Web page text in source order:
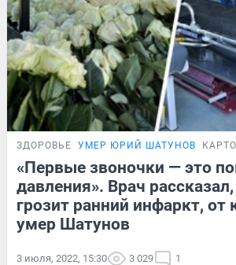
ЗДОРОВЬЕ УМЕР ЮРИЙ ШАТУНОВ
«Первые звоночки — это
давления». Врач
грозит ранний инфаркт, от
умер Шатунов
3 июля, 2022, 15:30 3 029 1